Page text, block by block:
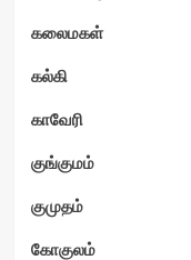
கலைமகள்
கல்கி
காவேரி
குங்குமம்
குமுதம்
கோகுலம்